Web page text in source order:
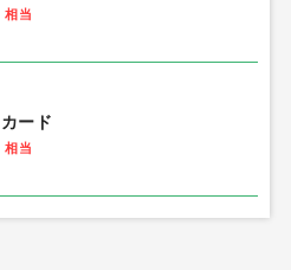
相当
ード
相当